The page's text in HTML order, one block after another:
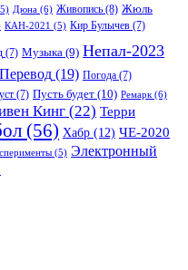
Дюна (6) Живопись (8) Жюль
КАН-2021 (5) Кир Булычев (7)
(7) Музыка (9) Непал-2023
Перевод (19) Погода (7)
(7) Пусть будет (10) Ремарк (6)
Кинг (22) Терри
(56) Хабр (12) ЧЕ-2020
(5) Электронный